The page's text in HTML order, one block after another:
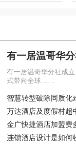
有一居温哥华
将轻酒店模式
有一居温哥华分社成
式带向全球……
智慧转型破除同质化
识别算法助力酒店业
万达酒店及度假村超
营酒店落户上海
金广快捷酒店加盟费
酒店加盟条件、流程
连锁酒店设计是如何